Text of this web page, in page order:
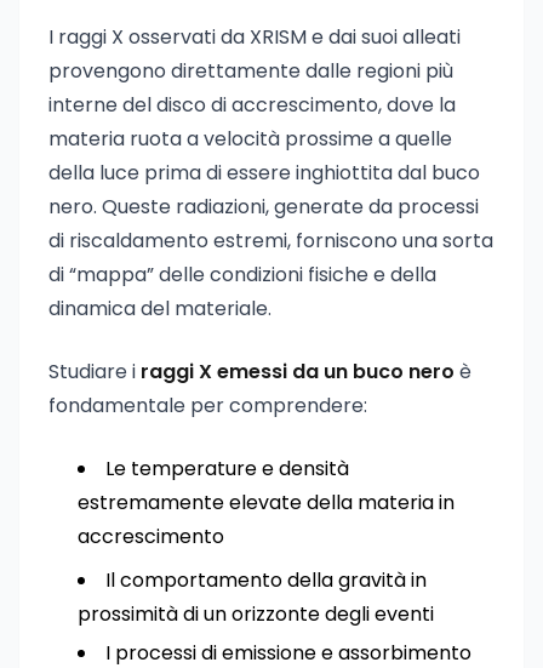
I raggi X osservati da XRISM e dai suoi alleati
provengono direttamente dalle regioni più
interne del disco di accrescimento, dove la
materia ruota a velocità prossime a quelle
della luce prima di essere inghiottita dal buco
nero. Queste radiazioni, generate da processi
di riscaldamento estremi, forniscono una sorta
di “mappa” delle condizioni fisiche e della
dinamica del materiale.
Studiare i raggi X emessi da un buco nero è
fondamentale per comprendere:
Le temperature e densità
estremamente elevate della materia in
accrescimento
Il comportamento della gravità in
prossimità di un orizzonte degli eventi
I processi di emissione e assorbimento